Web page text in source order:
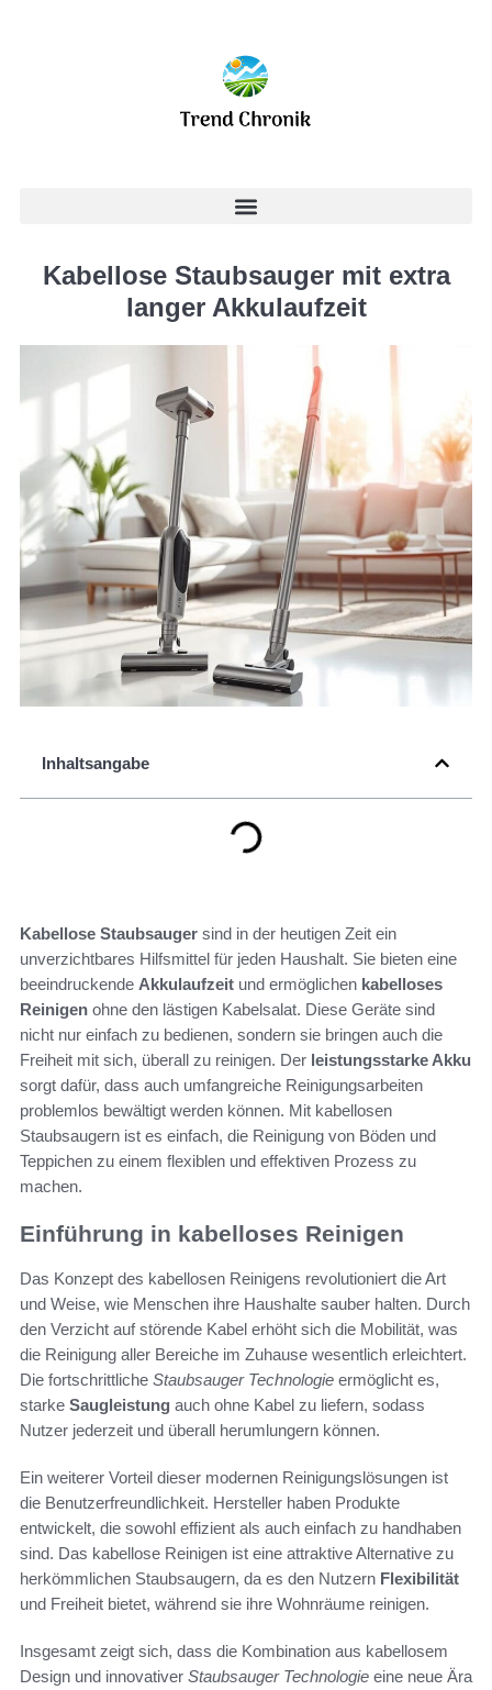
Kabellose Staubsauger mit extra
langer Akkulaufzeit
Inhaltsangabe
Kabellose Staubsauger sind in der heutigen Zeit ein
unverzichtbares Hilfsmittel für jeden Haushalt. Sie bieten eine
beeindruckende Akkulaufzeit und ermöglichen kabelloses
Reinigen ohne den lästigen Kabelsalat. Diese Geräte sind
nicht nur einfach zu bedienen, sondern sie bringen auch die
Freiheit mit sich, überall zu reinigen. Der leistungsstarke Akku
sorgt dafür, dass auch umfangreiche Reinigungsarbeiten
problemlos bewältigt werden können. Mit kabellosen
Staubsaugern ist es einfach, die Reinigung von Böden und
Teppichen zu einem flexiblen und effektiven Prozess zu
machen.
Einführung in kabelloses Reinigen
Das Konzept des kabellosen Reinigens revolutioniert die Art
und Weise, wie Menschen ihre Haushalte sauber halten. Durch
den Verzicht auf störende Kabel erhöht sich die Mobilität, was
die Reinigung aller Bereiche im Zuhause wesentlich erleichtert.
Die fortschrittliche Staubsauger Technologie ermöglicht es,
starke Saugleistung auch ohne Kabel zu liefern, sodass
Nutzer jederzeit und überall herumlungern können.
Ein weiterer Vorteil dieser modernen Reinigungslösungen ist
die Benutzerfreundlichkeit. Hersteller haben Produkte
entwickelt, die sowohl effizient als auch einfach zu handhaben
sind. Das kabellose Reinigen ist eine attraktive Alternative zu
herkömmlichen Staubsaugern, da es den Nutzern Flexibilität
und Freiheit bietet, während sie ihre Wohnräume reinigen.
Insgesamt zeigt sich, dass die Kombination aus kabellosem
Design und innovativer Staubsauger Technologie eine neue Ära